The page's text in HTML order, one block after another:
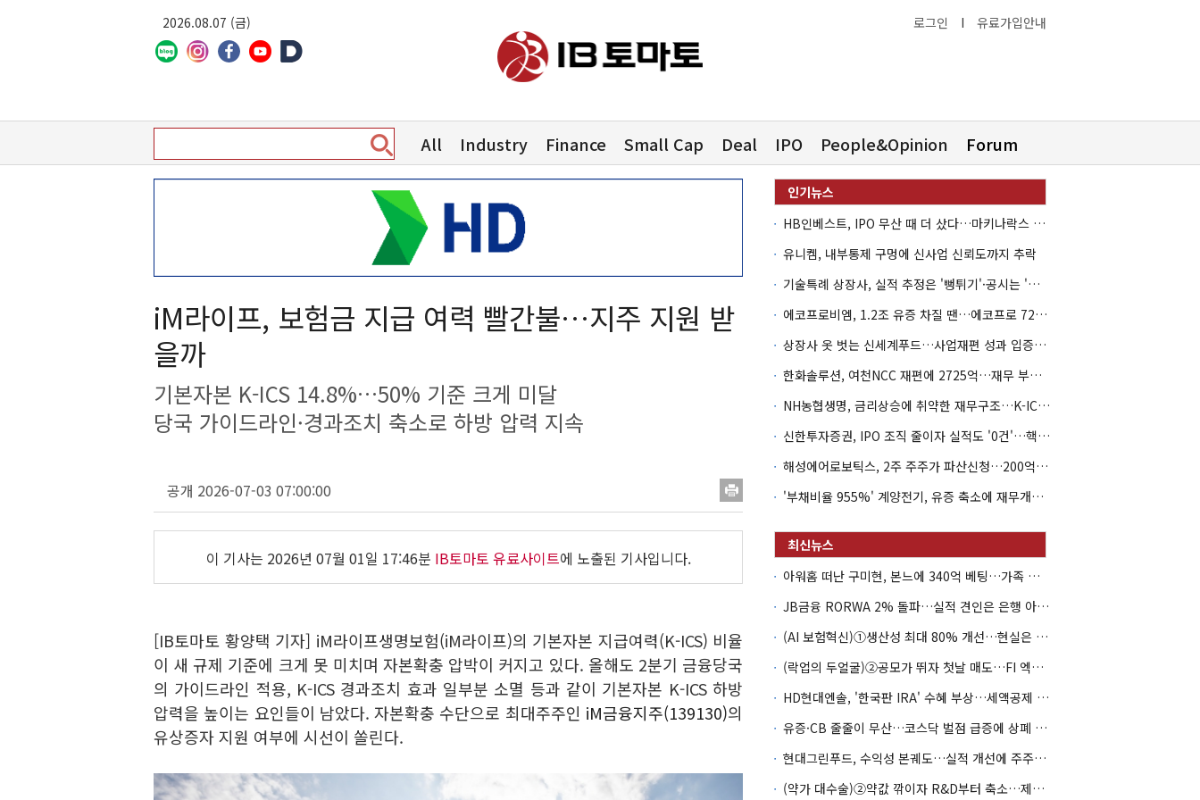
2026.08.07 (금) 로그인 I 유료가입안내
All Industry Finance Small Cap Deal IPO People&Opinion Forum
iM라이프, 보험금 지급 여력 빨간불…지주 지원 받
을까
기본자본 K-ICS 14.8%…50% 기준 크게 미달
당국 가이드라인·경과조치 축소로 하방 압력 지속
공개 2026-07-03 07:00:00
이 기사는 2026년 07월 01일 17:46분 IB토마토 유료사이트에 노출된 기사입니다.
[IB토마토 황양택 기자] iM라이프생명보험(iM라이프)의 기본자본 지급여력(K-ICS) 비율
이 새 규제 기준에 크게 못 미치며 자본확충 압박이 커지고 있다. 올해도 2분기 금융당국
의 가이드라인 적용, K-ICS 경과조치 효과 일부분 소멸 등과 같이 기본자본 K-ICS 하방
압력을 높이는 요인들이 남았다. 자본확충 수단으로 최대주주인 iM금융지주(139130)의
유상증자 지원 여부에 시선이 쏠린다.
HB인베스트, IPO 무산 때 더 샀다…마키나락스 투자 2.7배 회수
유니켐, 내부통제 구멍에 신사업 신뢰도까지 추락
기술특례 상장사, 실적 추정은 '뻥튀기'·공시는 '누락'
에코프로비엠, 1.2조 유증 차질 땐…에코프로 7270억 '독박'
상장사 옷 벗는 신세계푸드…사업재편 성과 입증할까
한화솔루션, 여천NCC 재편에 2725억…재무 부담 커지나
NH농협생명, 금리상승에 취약한 재무구조…K-ICS 변동성 '주의보'
신한투자증권, IPO 조직 줄이자 실적도 '0건'…핵심 인력까지 이탈
해성에어로보틱스, 2주 주주가 파산신청…200억 CB 분쟁 확산
'부채비율 955%' 계양전기, 유증 축소에 재무개선 효과 '뚝'
아워홈 떠난 구미현, 본느에 340억 베팅…가족 지배체제 구축
JB금융 RORWA 2% 돌파…실적 견인은 은행 아닌 캐피탈
(AI 보험혁신)①생산성 최대 80% 개선…현실은 '실행 격차'
(락업의 두얼굴)②공모가 뛰자 첫날 매도…FI 엑시트 전략 갈렸다
HD현대엔솔, '한국판 IRA' 수혜 부상…세액공제 선택이 변수
유증·CB 줄줄이 무산…코스닥 벌점 급증에 상폐 압박
현대그린푸드, 수익성 본궤도…실적 개선에 주주환원까지
(약가 대수술)②약값 깎이자 R&D부터 축소…제약업계 비상경영 돌입